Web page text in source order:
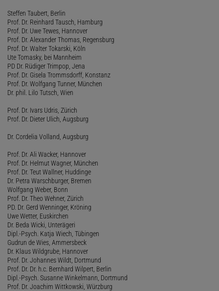
Steffen Taubert, Berlin
Prof. Dr. Reinhard Tausch, Hamburg
Prof. Dr. Uwe Tewes, Hannover
Prof. Dr. Alexander Thomas, Regensburg
Prof. Dr. Walter Tokarski, Köln
Ute Tomasky, bei Mannheim
PD Dr. Rüdiger Trimpop, Jena
Prof. Dr. Gisela Trommsdorff, Konstanz
Prof. Dr. Wolfgang Tunner, München
Dr. phil. Lilo Tutsch, Wien
Prof. Dr. Ivars Udris, Zürich
Prof. Dr. Dieter Ulich, Augsburg
Dr. Cordelia Volland, Augsburg
Prof. Dr. Ali Wacker, Hannover
Prof. Dr. Helmut Wagner, München
Prof. Dr. Teut Wallner, Huddinge
Dr. Petra Warschburger, Bremen
Wolfgang Weber, Bonn
Prof. Dr. Theo Wehner, Zürich
PD. Dr. Gerd Wenninger, Kröning
Uwe Wetter, Euskirchen
Dr. Beda Wicki, Unterägeri
Dipl.-Psych. Katja Wiech, Tübingen
Gudrun de Wies, Ammersbeck
Dr. Klaus Wildgrube, Hannover
Prof. Dr. Johannes Wildt, Dortmund
Prof. Dr. Dr. h.c. Bernhard Wilpert, Berlin
Dipl.-Psych. Susanne Winkelmann, Dortmund
Prof. Dr. Joachim Wittkowski, Würzburg